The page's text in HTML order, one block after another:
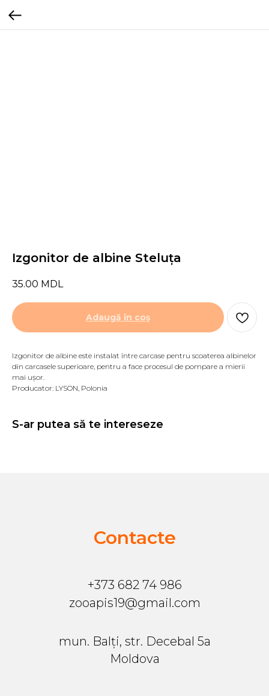
Izgonitor de albine Steluța
35.00 MDL
Adaugă în coş
Izgonitor de albine este instalat între carcase pentru scoaterea albinelor
din carcasele superioare, pentru a face procesul de pompare a mierii
mai ușor.
Producator: LYSON, Polonia
S-ar putea să te intereseze
Contacte
+373 682 74 986
zooapis19@gmail.com
mun. Balți, str. Decebal 5a
Moldova